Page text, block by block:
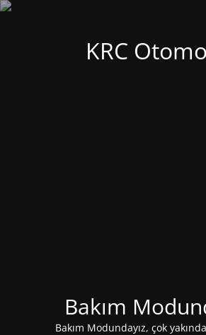
KRC
Bakım
Bakım Modundayız, çok